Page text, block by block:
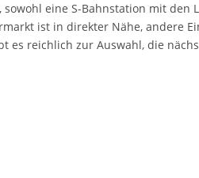
eine S-Bahnstation mit den
ist in direkter Nähe, andere
es reichlich zur Auswahl, die